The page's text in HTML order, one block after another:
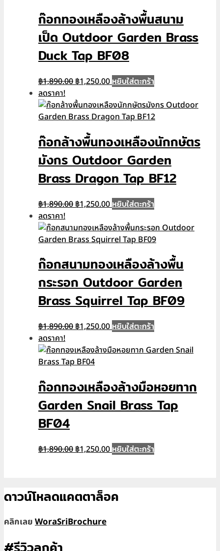
ก๊อกทองเหลืองล้างพื้นสนาม
เป็ด Outdoor Garden Brass
Duck Tap BF08
฿1,890.00 Original
was:
฿1,890.00.
฿1,250.00Current
is:
฿1,250.00.
หยิบใส่ตะกร้า
ลดราคา!
ก๊อกล้างพื้นทองเหลืองนักกษัตร
มังกร Outdoor Garden
Brass Dragon Tap BF12
฿1,890.00 Original
was:
฿1,890.00.
฿1,250.00Current
is:
฿1,250.00.
หยิบใส่ตะกร้า
ลดราคา!
ก๊อกสนามทองเหลืองล้างพื้น
กระรอก Outdoor Garden
Brass Squirrel Tap BF09
฿1,890.00 Original
was:
฿1,890.00.
฿1,250.00Current
is:
หยิบใส่ตะกร้า
ลดราคา!
ก๊อกทองเหลืองล้างมือหอยทาก
Garden Snail Brass Tap
BF04
฿1,890.00 Original
฿1,250.00Current
หยิบใส่ตะกร้า
ดาวน์โหลดแคตตาล็อค
คลิกเลยWoraSriBrochure